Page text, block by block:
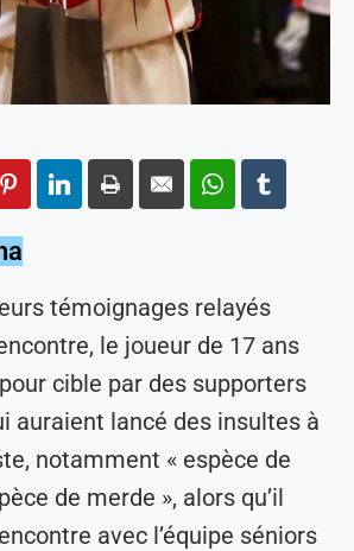
témoignages relayés
le joueur de 17 ans
cible par des supporters
auraient lancé des insultes à
notamment « espèce de
de merde », alors qu’il
avec l’équipe séniors